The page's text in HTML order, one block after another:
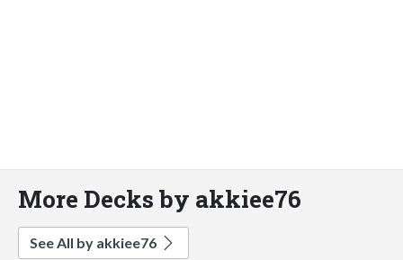
More Decks by akkiee76
See All by akkiee76